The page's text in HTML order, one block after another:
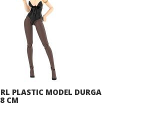
PLASTIC MODEL DURGA
CM